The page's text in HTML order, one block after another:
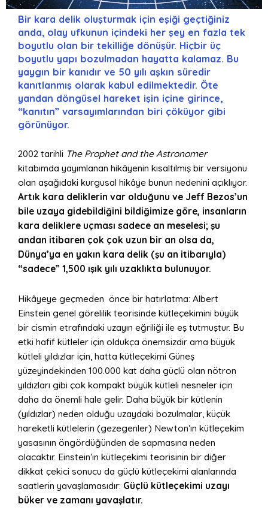
Bir kara delik oluşturmak için eşiği geçtiğiniz
anda, olay ufkunun içindeki her şey en fazla tek
boyutlu olan bir tekilliğe dönüşür. Hiçbir üç
boyutlu yapı bozulmadan hayatta kalamaz. Bu
yaygın bir kanıdır ve 50 yılı aşkın süredir
kanıtlanmış olarak kabul edilmektedir. Öte
yandan döngüsel hareket işin içine girince,
“kanıtın” varsayımlarından biri çöküyor gibi
görünüyor.
2002 tarihli The Prophet and the Astronomer
kitabımda yayımlanan hikâyenin kısaltılmış bir versiyonu
olan aşağıdaki kurgusal hikâye bunun nedenini açıklıyor.
Artık kara deliklerin var olduğunu ve Jeff Bezos’un
bile uzaya gidebildiğini bildiğimize göre, insanların
kara deliklere uçması sadece an meselesi; şu
andan itibaren çok çok uzun bir an olsa da,
Dünya’ya en yakın kara delik (şu an itibarıyla)
“sadece” 1,500 ışık yılı uzaklıkta bulunuyor.
Hikâyeye geçmeden önce bir hatırlatma: Albert
Einstein genel görelilik teorisinde kütleçekimini büyük
bir cismin etrafındaki uzayın eğriliği ile eş tutmuştur. Bu
etki hafif kütleler için oldukça önemsizdir ama büyük
kütleli yıldızlar için, hatta kütleçekimi Güneş
yüzeyindekinden 100.000 kat daha güçlü olan nötron
yıldızları gibi çok kompakt büyük kütleli nesneler için
daha da önemli hale gelir. Daha büyük bir kütlenin
(yıldızlar) neden olduğu uzaydaki bozulmalar, küçük
hareketli kütlelerin (gezegenler) Newton’ın kütleçekim
yasasının öngördüğünden de sapmasına neden
olacaktır. Einstein’ın kütleçekimi teorisinin bir diğer
dikkat çekici sonucu da güçlü kütleçekimi alanlarında
saatlerin yavaşlamasıdır: Güçlü kütleçekimi uzayı
büker ve zamanı yavaşlatır.